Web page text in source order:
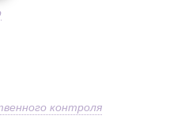
контроля